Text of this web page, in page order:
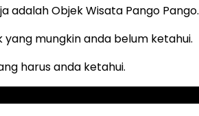
adalah Objek Wisata Pango Pango.
mungkin anda belum ketahui.
harus anda ketahui.